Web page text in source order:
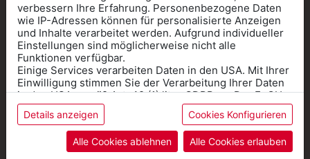
verbessern Ihre Erfahrung. Personenbezogene Daten
wie IP-Adressen können für personalisierte Anzeigen
und Inhalte verarbeitet werden. Aufgrund individueller
Einstellungen sind möglicherweise nicht alle
Funktionen verfügbar.
Einige Services verarbeiten Daten in den USA. Mit Ihrer
Einwilligung stimmen Sie der Verarbeitung Ihrer Daten
in den USA gemäß Art. 49 (1) lit. a GDPR zu. Der EuGH
stuft die USA als Land mit unzureichendem Datenschutz
ein, und es besteht das Risiko, dass US-Behörden
Daten ohne Klagemöglichkeit für Europäer überwachen.
Details anzeigen Cookies Konfigurieren
Alle Cookies ablehnen Alle Cookies erlauben
Informationen wenn Sie
Kleidung
für die SCHULE
benötigen
Online Shop: Klick auf SCHULE in der
Kategorie und die richtige Schule auswählen.
AnprobeVorort im Geschäft: Termin buchen